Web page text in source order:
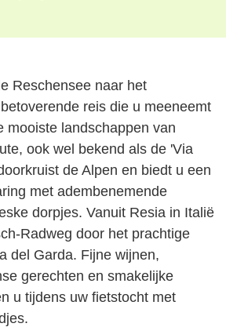
Reschensee naar het
reis die u meeneemt
mooiste landschappen van
ook wel bekend als de 'Via
de Alpen en biedt u een
met adembenemende
dorpjes. Vanuit Resia in Italië
Radweg door het prachtige
del Garda. Fijne wijnen,
gerechten en smakelijke
u tijdens uw fietstocht met